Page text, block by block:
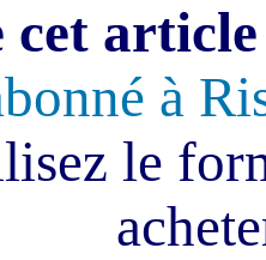
cet
à
le